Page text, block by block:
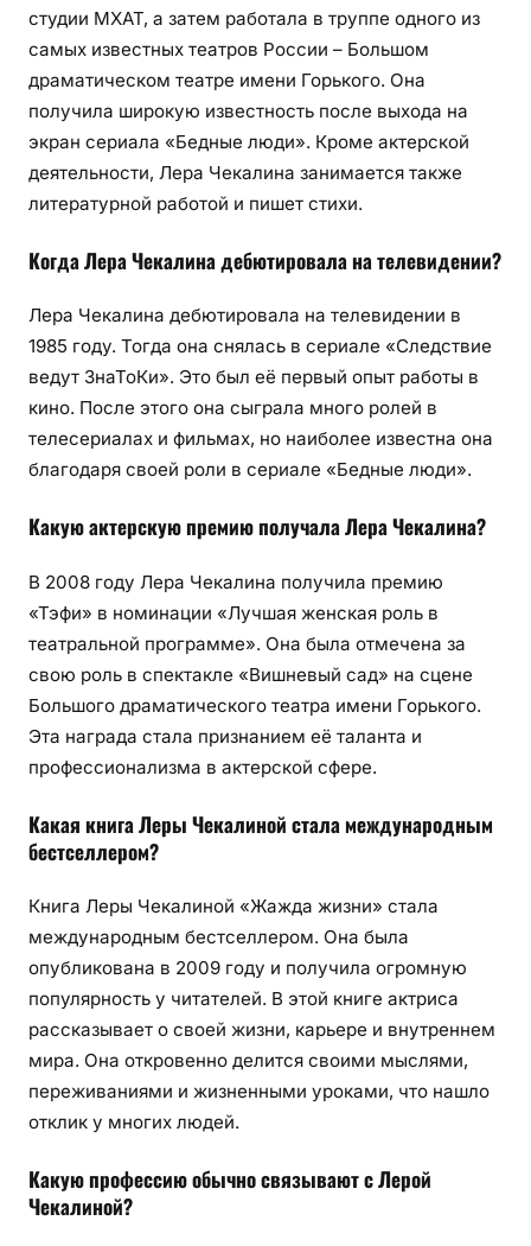
студии МХАТ, а затем работала в труппе одного из
самых известных театров России – Большом
драматическом театре имени Горького. Она
получила широкую известность после выхода на
экран сериала «Бедные люди». Кроме актерской
деятельности, Лера Чекалина занимается также
литературной работой и пишет стихи.
Когда Лера Чекалина дебютировала на телевидении?
Лера Чекалина дебютировала на телевидении в
1985 году. Тогда она снялась в сериале «Следствие
ведут ЗнаТоКи». Это был её первый опыт работы в
кино. После этого она сыграла много ролей в
телесериалах и фильмах, но наиболее известна она
благодаря своей роли в сериале «Бедные люди».
Какую актерскую премию получала Лера Чекалина?
В 2008 году Лера Чекалина получила премию
«Тэфи» в номинации «Лучшая женская роль в
театральной программе». Она была отмечена за
свою роль в спектакле «Вишневый сад» на сцене
Большого драматического театра имени Горького.
Эта награда стала признанием её таланта и
профессионализма в актерской сфере.
Какая книга Леры Чекалиной стала международным
бестселлером?
Книга Леры Чекалиной «Жажда жизни» стала
международным бестселлером. Она была
опубликована в 2009 году и получила огромную
популярность у читателей. В этой книге актриса
рассказывает о своей жизни, карьере и внутреннем
мира. Она откровенно делится своими мыслями,
переживаниями и жизненными уроками, что нашло
отклик у многих людей.
Какую профессию обычно связывают с Лерой
Чекалиной?